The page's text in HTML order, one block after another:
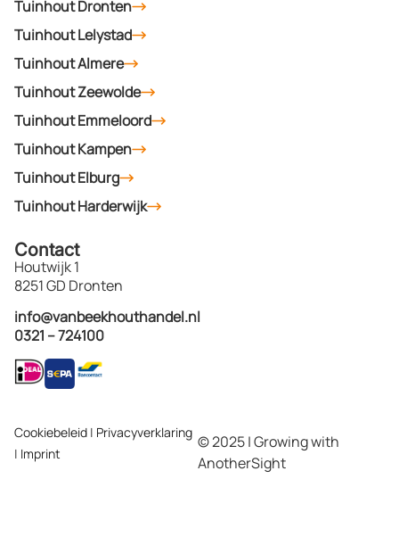
Tuinhout Dronten
Tuinhout Lelystad
Tuinhout Almere
Tuinhout Zeewolde
Tuinhout Emmeloord
Tuinhout Kampen
Tuinhout Elburg
Tuinhout Harderwijk
Contact
Houtwijk 1
8251 GD Dronten
info@vanbeekhouthandel.nl
0321 – 724100
© 2025 | Growing with
AnotherSight
Cookiebeleid | Privacyverklaring
| Imprint